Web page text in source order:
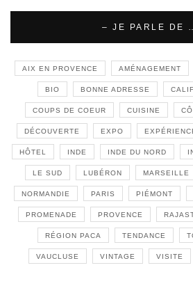
– JE PARLE DE
AIX EN PROVENCE AMÉNAGEMENT
BIO BONNE ADRESSE
COUPS DE COEUR CUISINE
DÉCOUVERTE EXPO
HÔTEL INDE INDE DU NORD
LE SUD LUBÉRON MARSEILLE
NORMANDIE PARIS PIÉMONT
PROMENADE PROVENCE
RÉGION PACA TENDANCE
VAUCLUSE VINTAGE VISITE